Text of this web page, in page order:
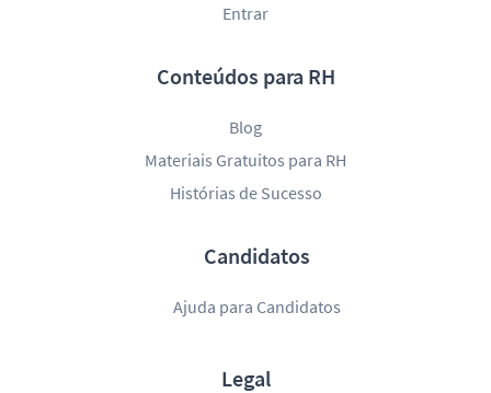
Entrar
Conteúdos para RH
Blog
Materiais Gratuitos para RH
Histórias de Sucesso
Candidatos
Ajuda para Candidatos
Legal